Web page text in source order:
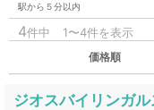
駅から５分以内
4件中 1〜4件を表示
価格順
ジオスバイリンガ